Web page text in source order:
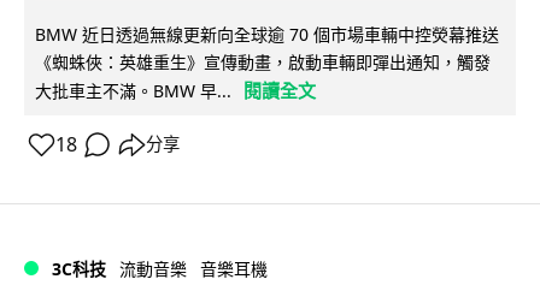
BMW 近日透過無線更新向全球逾 70 個市場車輛中控熒幕推送
《蜘蛛俠：英雄重生》宣傳動畫，啟動車輛即彈出通知，觸發
大批車主不滿。BMW 早...
閱讀全文
18 分享
3C科技 流動音樂 音樂耳機